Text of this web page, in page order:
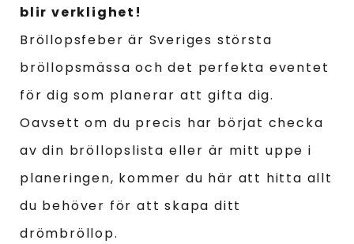
blir verklighet!
Bröllopsfeber är Sveriges största
bröllopsmässa och det perfekta eventet
för dig som planerar att gifta dig.
Oavsett om du precis har börjat checka
av din bröllopslista eller är mitt uppe i
planeringen, kommer du här att hitta allt
du behöver för att skapa ditt
drömbröllop.